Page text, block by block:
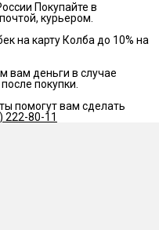
Покупайте в
курьером.
на карту Колба до 10% на
вам деньги в случае
покупки.
помогут вам сделать
222-80-11